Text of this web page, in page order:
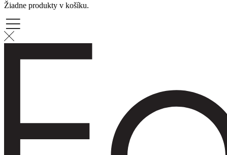
Žiadne produkty v košíku.